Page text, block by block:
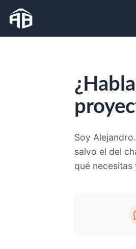
Soy
salvo el del
qué